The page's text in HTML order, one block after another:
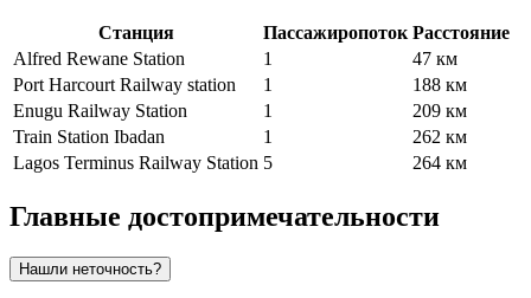
Станция Пассажиропоток Расстояние
Alfred Rewane Station
1
47 км
Port Harcourt Railway station
1
188 км
Enugu Railway Station
1
209 км
Train Station Ibadan
1
262 км
Lagos Terminus Railway Station 5 264 км
Главные достопримечательности
Нашли неточность?